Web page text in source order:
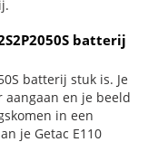
batterij
batterij stuk is. Je
en je beeld
in een
je Getac E110